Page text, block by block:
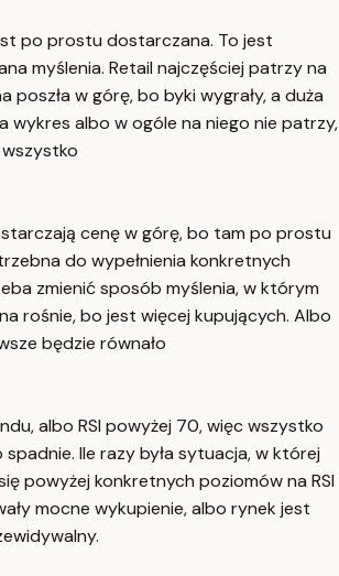
po prostu dostarczana. To jest
myślenia. Retail najczęściej patrzy na
poszła w górę, bo byki wygrały, a duża
wykres albo w ogóle na niego nie patrzy,
cenę w górę, bo tam po prostu
do wypełnienia konkretnych
zmienić sposób myślenia, w którym
rośnie, bo jest więcej kupujących. Albo
będzie równało
albo RSI powyżej 70, więc wszystko
Ile razy była sytuacja, w której
powyżej konkretnych poziomów na RSI
mocne wykupienie, albo rynek jest